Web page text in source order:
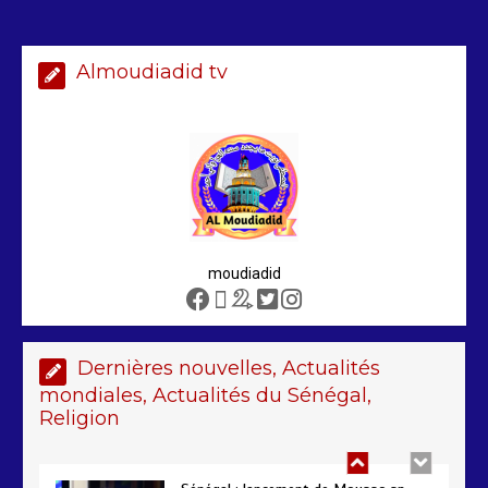
Almoudiadid tv
moudiadid
Dernières nouvelles, Actualités
mondiales, Actualités du Sénégal,
Religion
sénégalais au Maroc : mandat
international en cause
2 min 208
Sénégal – FMI : les discussions se